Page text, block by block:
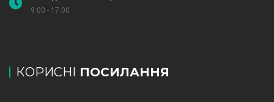
9:00 - 17:00
КОРИСНІ ПОСИЛАННЯ